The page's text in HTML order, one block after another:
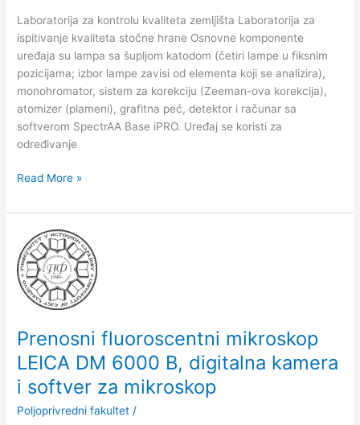
Laboratorija za kontrolu kvaliteta zemljišta Laboratorija za
ispitivanje kvaliteta stočne hrane Osnovne komponente
uređaja su lampa sa šupljom katodom (četiri lampe u fiksnim
pozicijama; izbor lampe zavisi od elementa koji se analizira),
monohromator, sistem za korekciju (Zeeman-ova korekcija),
atomizer (plameni), grafitna peć, detektor i računar sa
softverom SpectrAA Base iPRO. Uređaj se koristi za
određivanje
Read More »
Prenosni fluoroscentni mikroskop
LEICA DM 6000 B, digitalna kamera
i softver za mikroskop
Poljoprivredni fakultet /
Prenosni
fluoroscentni
mikroskop
LEICA
B,
digitalna
kamera
i
softver